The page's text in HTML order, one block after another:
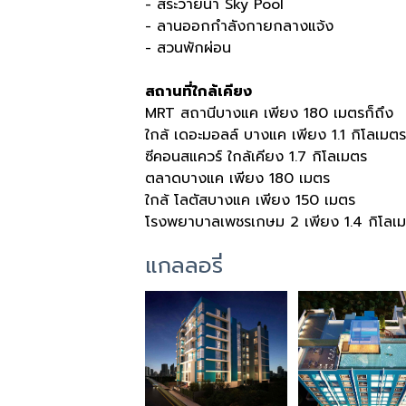
- สระว่ายน้ำ Sky Pool
- ลานออกกำลังกายกลางแจ้ง
- สวนพักผ่อน
สถานที่ใกล้เคียง
MRT สถานีบางแค เพียง 180 เมตรก็ถึง
ใกล้ เดอะมอลล์ บางแค เพียง 1.1 กิโลเมตร
ซีคอนสแควร์ ใกล้เคียง 1.7 กิโลเมตร
ตลาดบางแค เพียง 180 เมตร
ใกล้ โลตัสบางแค เพียง 150 เมตร
โรงพยาบาลเพชรเกษม 2 เพียง 1.4 กิโลเ
แกลลอรี่